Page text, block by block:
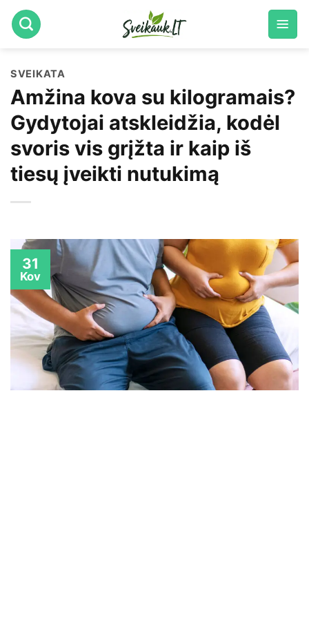
Skip
to
SVEIKATA
Amžina kova su kilogramais?
Gydytojai atskleidžia, kodėl
svoris vis grįžta ir kaip iš
tiesų įveikti nutukimą
31
Kov